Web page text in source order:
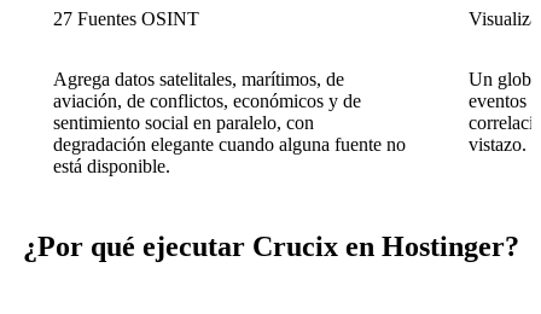
27 Fuentes OSINT
Agrega datos satelitales, marítimos, de
aviación, de conflictos, económicos y de
sentimiento social en paralelo, con
degradación elegante cuando alguna fuente no
está disponible.
Un
eventos
vistazo.
¿Por qué ejecutar Crucix en Hostinger?